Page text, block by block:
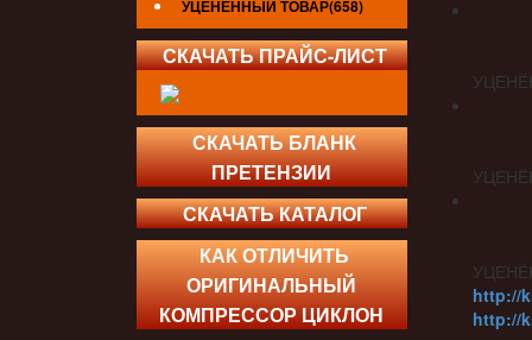
УЦЕНЁННЫЙ ТОВАР(658)
СКАЧАТЬ ПРАЙС-ЛИСТ
СКАЧАТЬ БЛАНК
ПРЕТЕНЗИИ
СКАЧАТЬ КАТАЛОГ
КАК ОТЛИЧИТЬ
ОРИГИНАЛЬНЫЙ
КОМПРЕССОР ЦИКЛОН
http://
http://